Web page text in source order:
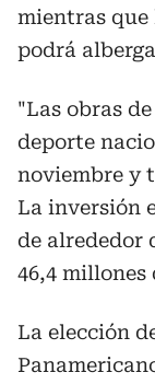
mientras
podrá
"Las obras
deporte
noviembre y
La inversión
de alrededor
46,4 millones
La elección